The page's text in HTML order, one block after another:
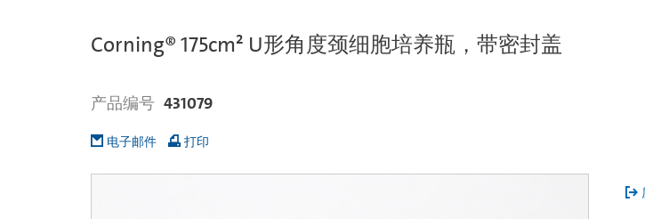
Corning® 175cm² U形角度颈细胞培养瓶，带密封盖
产品编号 431079
电子邮件 打印